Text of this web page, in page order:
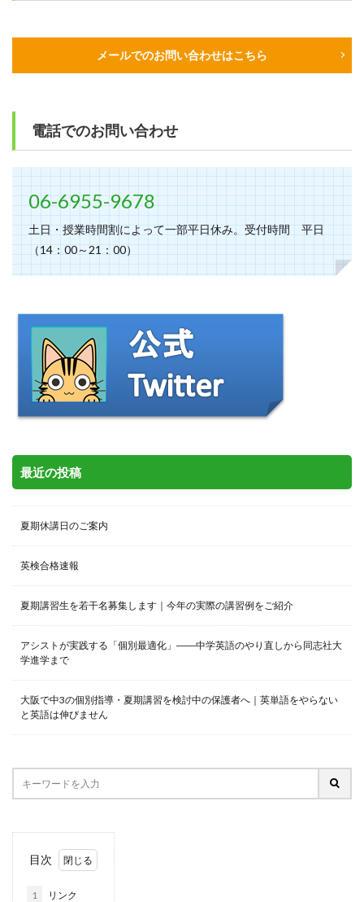
メールでのお問い合わせはこちら
電話でのお問い合わせ
06-6955-9678
土日・授業時間割によって一部平日休み。受付時間 平日
（14：00～21：00）
最近の投稿
夏期休講日のご案内
英検合格速報
夏期講習生を若干名募集します｜今年の実際の講習例をご紹介
アシストが実践する「個別最適化」――中学英語のやり直しから同志社大
学進学まで
大阪で中3の個別指導・夏期講習を検討中の保護者へ｜英単語をやらない
と英語は伸びません
目次
1 リンク